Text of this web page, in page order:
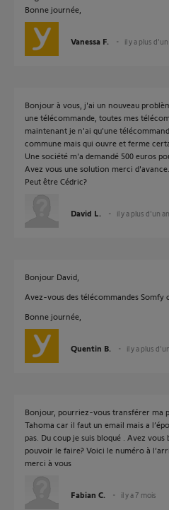
Bonne journée,
Vanessa F. il y a plus d'un
Bonjour à vous, j'ai un nouveau
une télécommande, toutes mes
maintenant je n'ai qu'une
commune mais qui ouvre et ferme
Une société m'a demandé 500 euros
Avez vous une solution merci d'avance.
Peut être Cédric?
David L. il y a plus d'un an
Bonjour David,
Avez-vous des télécommandes Somfy
Bonne journée,
Quentin B. il y a plus
Bonjour, pourriez-vous transférer ma
Tahoma car il faut un email mais a
pas. Du coup je suis bloqué . Avez vous
pouvoir le faire? Voici le numéro à
merci à vous
Fabian C. il y a 7 mois